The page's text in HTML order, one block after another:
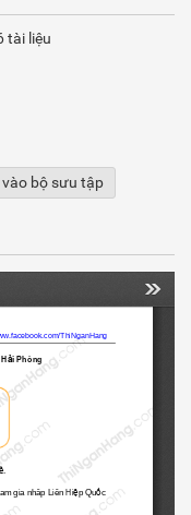
tài liệu
vào bộ sưu tập